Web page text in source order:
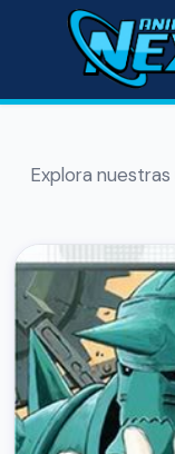
Explora